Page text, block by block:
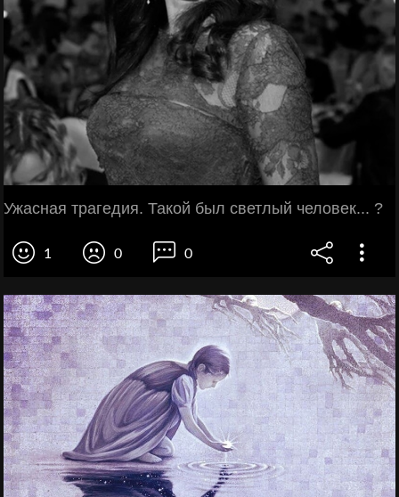
Ужасная трагедия. Такой был светлый человек... ?
1 0 0